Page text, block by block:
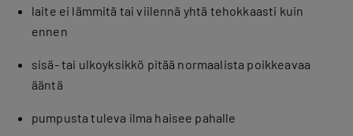
laite ei lämmitä tai viilennä yhtä tehokkaasti kuin
ennen
sisä- tai ulkoyksikkö pitää normaalista poikkeavaa
ääntä
pumpusta tuleva ilma haisee pahalle